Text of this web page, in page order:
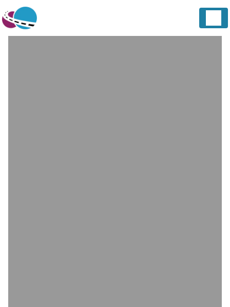
Panneau de gestion des cookies